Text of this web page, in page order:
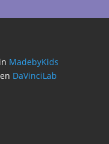
MadebyKids
DaVinciLab